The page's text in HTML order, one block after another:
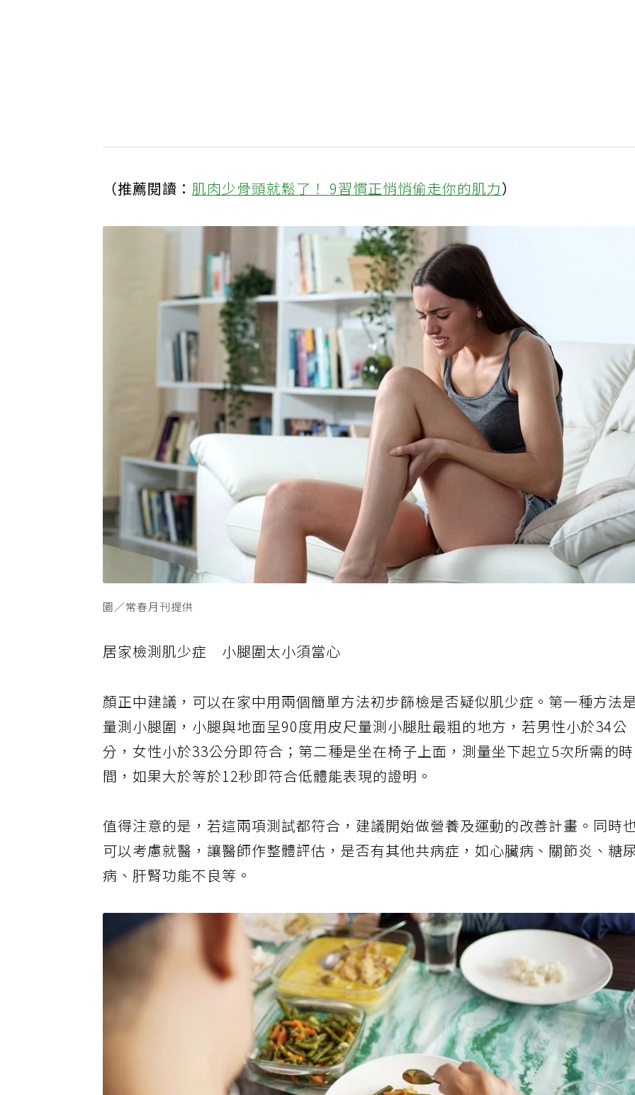
（推薦閱讀：肌肉少骨頭就鬆了！ 9習慣正悄悄偷走你的肌力）
圖／常春月刊提供
居家檢測肌少症 小腿圍太小須當心
顏正中建議，可以在家中用兩個簡單方法初步篩檢是否疑似肌少症。第一種方法
量測小腿圍，小腿與地面呈90度用皮尺量測小腿肚最粗的地方，若男性小於34公
分，女性小於33公分即符合；第二種是坐在椅子上面，測量坐下起立5 次所需的
間，如果大於等於 12秒即符合低體能表現的證明。
值得注意的是，若這兩項測試都符合，建議開始做營養及運動的改善計畫。同時
可以考慮就醫，讓醫師作整體評估，是否有其他共病症，如心臟病、關節炎、糖
病、肝腎功能不良等。